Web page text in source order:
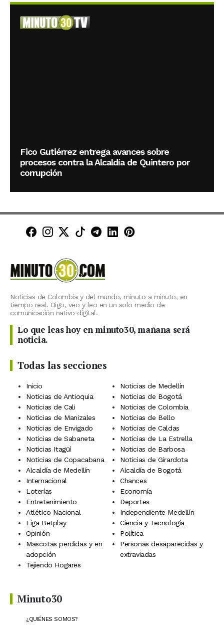
Fico Gutiérrez entrega avances sobre
procesos contra la Alcaldía de Quintero por
corrupción
Minuto30 en Facebook
Minuto30 en Instagram
Minuto30 en X (Twitter)
Minuto30 en TikTok
Canal de Minuto30 en
Minuto30 en LinkedIn
Minuto30 en
Noticias de Colombia y del mundo, minuto a minuto, en
tiempo real. Oigo, veo y leo en un solo medio de
comunicación nativo digital.
Lo que leas hoy en minuto30, mañana será
noticia.
Todas las secciones
Inicio
Noticias de Medellín
Noticias de Antioquia
Noticias de Bogotá
Noticias de Cali
Noticias de Colombia
Noticias de Manizales
Noticias de Bello
Noticias de Envigado
Noticias de Caldas
Noticias de Sabaneta
Noticias de La Estrella
Noticias Itagüí
Noticias de Barbosa
Noticias de Copacabana
Noticias de Girardota
Alcaldía de Medellín
Alcaldía de Bogotá
Internacional
Chances
Loterías
Economía
Entretenimiento
Deportes
Atlético Nacional
Independiente Medellín
Liga Betplay
Ciencia y Tecnología
Opinión
Política
Mascotas perdidas y en
adopción
Personas desaparecidas y
extraviadas
Tejiendo Hogares
Minuto30
¿QUIÉNES SOMOS?